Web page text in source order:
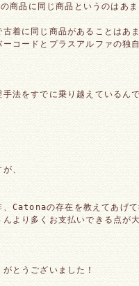
商品に同じ商品というのはあ
着に同じ商品があることはあ
コードとプラスアルファの独
法をすでに乗り越えているん
、
Catonaの存在を教えてあげ
より多くお支払いできる点が
とうございました！